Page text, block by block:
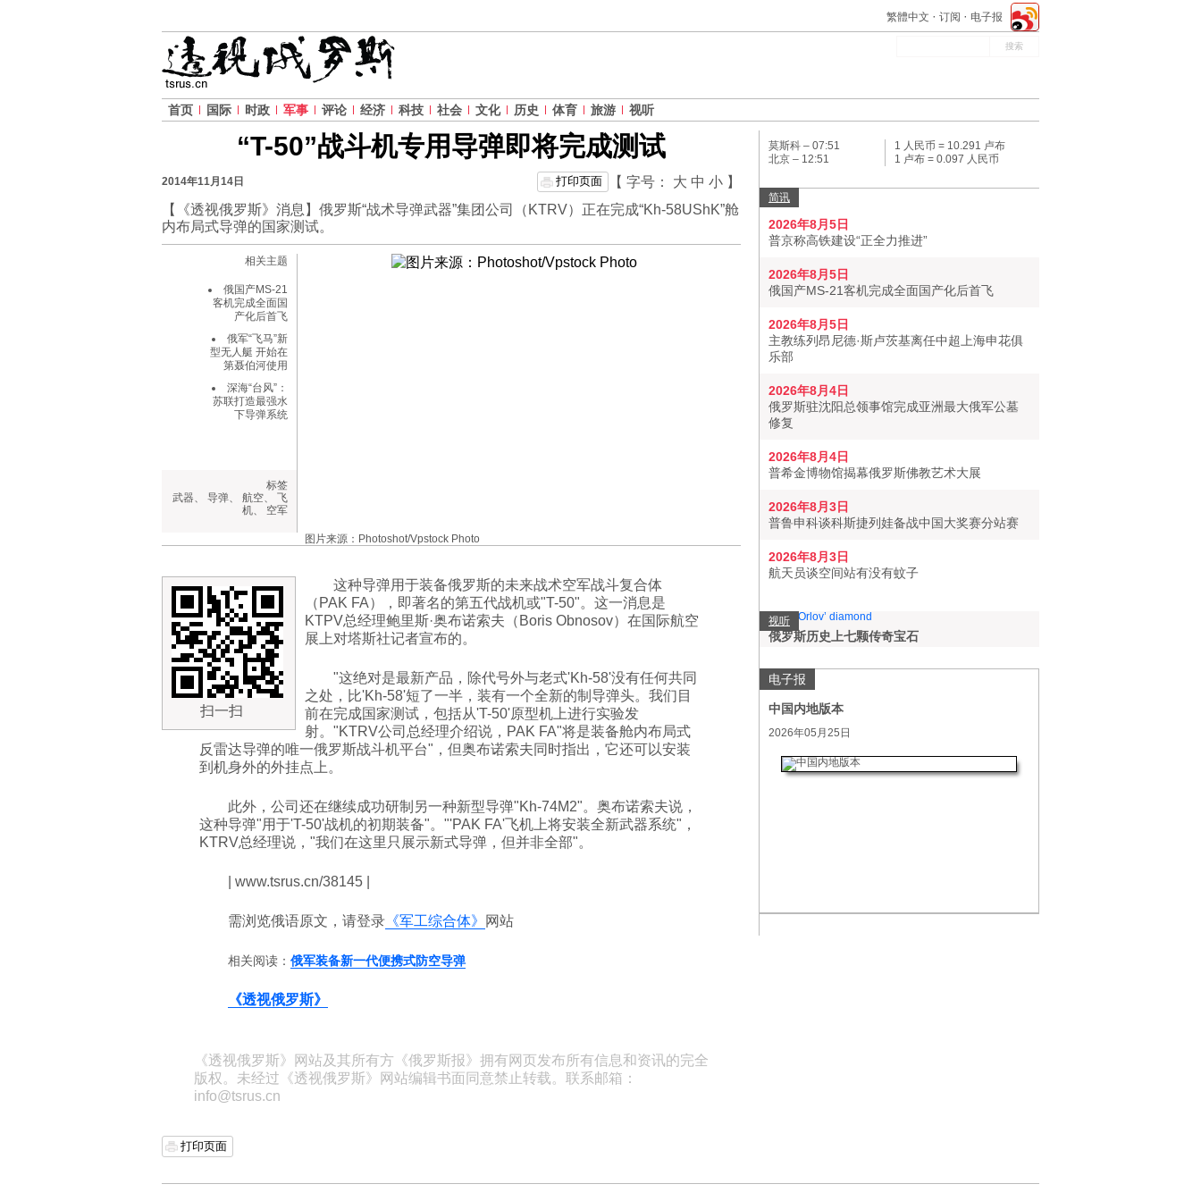
繁體中文 订阅 电子报
首页 国际 时政 军事 评论 经济 科技 社会 文化 历史 体育 旅游 视听
“T-50”战斗机专用导弹即将完成测试
2014年11月14日 【 字号： 大 中 小 】
打印页面
【《透视俄罗斯》消息】俄罗斯“战术导弹武器”集团公司（KTRV）正在完成“Kh-58UShK”舱
内布局式导弹的国家测试。
相关主题
俄国产MS-21
客机完成全面国
产化后首飞
俄军“飞马”新
型无人艇 开始在
第聂伯河使用
深海“台风”：
苏联打造最强水
下导弹系统
标签
武器、 导弹、 航空、 飞
机、 空军
图片来源：Photoshot/Vpstock Photo
扫一扫
这种导弹用于装备俄罗斯的未来战术空军战斗复合体
（PAK FA），即著名的第五代战机或"T-50"。这一消息是
KTPV总经理鲍里斯·奥布诺索夫（Boris Obnosov）在国际航空
展上对塔斯社记者宣布的。
"这绝对是最新产品，除代号外与老式'Kh-58'没有任何共同
之处，比'Kh-58'短了一半，装有一个全新的制导弹头。我们目
前在完成国家测试，包括从'T-50'原型机上进行实验发
射。"KTRV公司总经理介绍说，PAK FA"将是装备舱内布局式
反雷达导弹的唯一俄罗斯战斗机平台"，但奥布诺索夫同时指出，它还可以安装
到机身外的外挂点上。
此外，公司还在继续成功研制另一种新型导弹"Kh-74M2"。奥布诺索夫说，
这种导弹"用于'T-50'战机的初期装备"。"'PAK FA'飞机上将安装全新武器系统"，
KTRV总经理说，"我们在这里只展示新式导弹，但并非全部"。
| www.tsrus.cn/38145 |
需浏览俄语原文，请登录 《军工综合体》 网站
相关阅读： 俄军装备新一代便携式防空导弹
《透视俄罗斯》
《透视俄罗斯》网站及其所有方《俄罗斯报》拥有网页发布所有信息和资讯的完全
版权。未经过《透视俄罗斯》网站编辑书面同意禁止转载。联系邮箱：
info@tsrus.cn
打印页面
莫斯科 – 07:51
北京 – 12:51
1 人民币 = 10.291 卢布
1 卢布 = 0.097 人民币
简讯
2026年8月5日
普京称高铁建设“正全力推进”
2026年8月5日
俄国产MS-21客机完成全面国产化后首飞
2026年8月5日
主教练列昂尼德·斯卢茨基离任中超上海申花俱
乐部
2026年8月4日
俄罗斯驻沈阳总领事馆完成亚洲最大俄军公墓
修复
2026年8月4日
普希金博物馆揭幕俄罗斯佛教艺术大展
2026年8月3日
普鲁申科谈科斯捷列娃备战中国大奖赛分站赛
2026年8月3日
航天员谈空间站有没有蚊子
视听
俄罗斯历史上七颗传奇宝石
电子报
中国内地版本
2026年05月25日